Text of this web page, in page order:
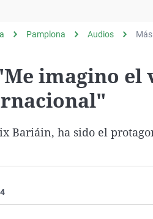
Viuda
Negra
País Vasco
Pamplona Audios
imagino el
Bariáin, ha sido el